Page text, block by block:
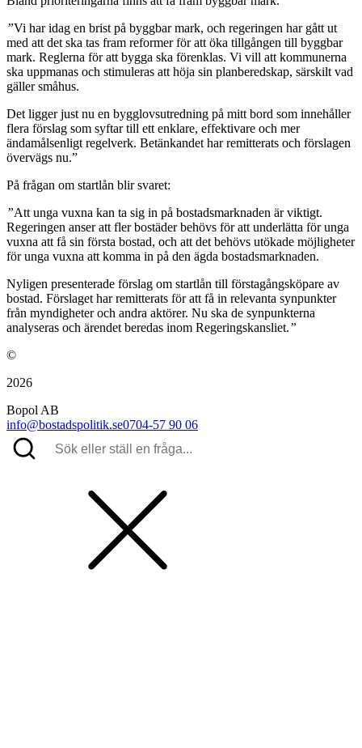
”Vi har idag en brist på byggbar mark, och regeringen har gått ut
med att det ska tas fram reformer för att öka tillgången till byggbar
mark. Reglerna för att bygga ska för­enklas. Vi vill att kommunerna
ska uppmanas och stimuleras att höja sin planberedskap, särskilt vad
gäller småhus.
Det ligger just nu en bygglovsutredning på mitt bord som innehåller
flera förslag som syftar till ett enklare, effektivare och mer
ändamålsenligt regelverk. Betänkandet har remitterats och förslagen
övervägs nu.”
På frågan om startlån blir svaret:
”Att unga vuxna kan ta sig in på bostadsmarknaden är viktigt.
Regeringen anser att fler bostäder behövs för att underlätta för unga
vuxna att få sin första bostad, och att det behövs utökade möjligheter
för unga vuxna att komma in på den ägda bostadsmarknaden.
Nyligen presenterade förslag om startlån till förstagångsköpare av
bostad. Förslaget har remitterats för att få in relevanta synpunkter
från myndigheter och andra aktörer. Nu ska de synpunkterna
analyseras och ärendet beredas inom Regeringskansliet.”
©
2026
Bopol AB
info@bostadspolitik.se0704-57 90 06